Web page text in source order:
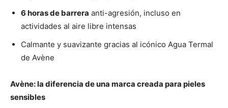
6 horas de barrera anti-agresión, incluso en
actividades al aire libre intensas
Calmante y suavizante gracias al icónico Agua Termal
de Avène
Avène: la diferencia de una marca creada para pieles
sensibles